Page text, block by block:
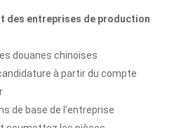
des entreprises de production
douanes chinoises
à partir du compte
de base de l'entreprise